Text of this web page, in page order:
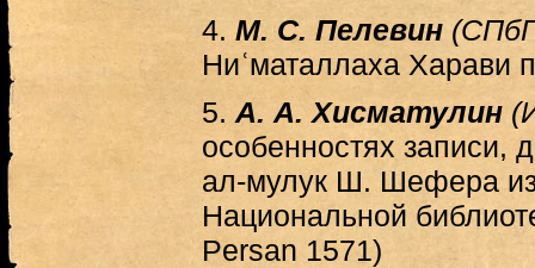
4. М. С. Пелевин
Ниʿматаллаха Харави
5. А. А. Хисматулин
особенностях
ал-мулук Ш. Шефера из
Национальной
Persan 1571)